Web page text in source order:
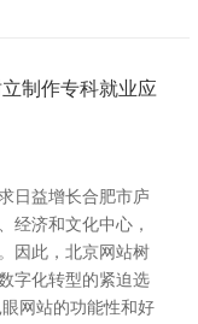
制作专科就业应
日益增长合肥市庐
经济和文化中心，
因此，北京网站树
字化转型的紧迫选
网站的功能性和好